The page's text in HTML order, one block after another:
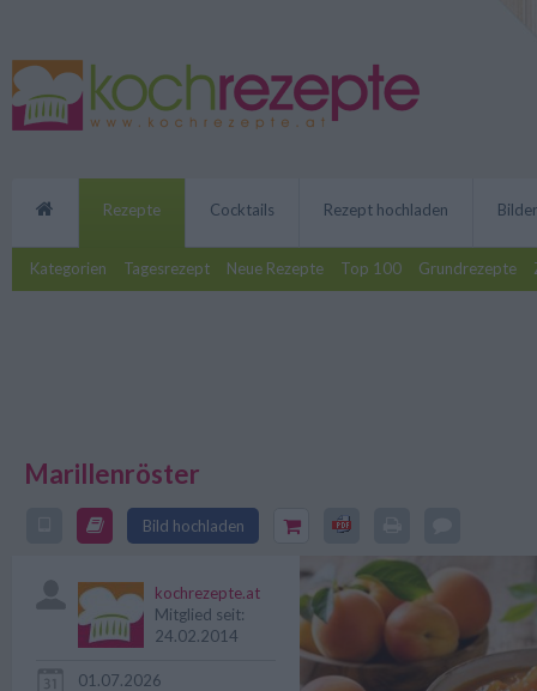
Rezepte
Kategorien Tagesrezept Neue Rezepte Top 100 Grundrezepte
Cocktails Rezept hochladen Bilder
Marillenröster
Bild hochladen
Ein Marillenröster ist eine
eingekocht und erhalten
Aroma.
kochrezepte.at
Mitglied seit:
24.02.2014
01.07.2026